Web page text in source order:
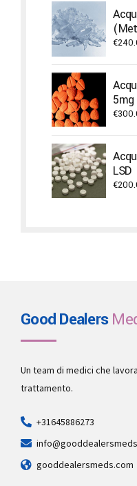
€
5mg
€
LSD
€
Good Dealers
Un team di medici che
trattamento.
+31645886273
gooddealersmeds.com